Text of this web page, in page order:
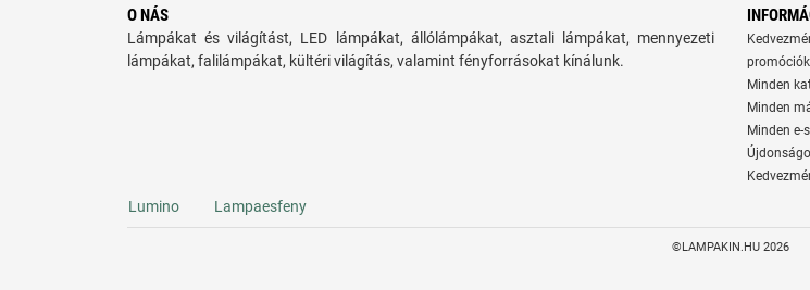
O NÁS
Lámpákat és világítást, LED lámpákat, állólámpákat, asztali lámpákat, mennyezeti
lámpákat, falilámpákat, kültéri világítás, valamint fényforrásokat kínálunk.
promóciók
Minden
Minden
Minden e-
Lumino Lampaesfeny
©LAMPAKIN.HU 2026